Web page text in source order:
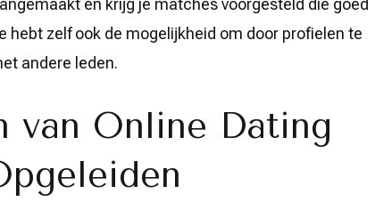
en krijg je matches voorgesteld die goed
hebt zelf ook de mogelijkheid om door profielen te
andere leden.
van Online Dating